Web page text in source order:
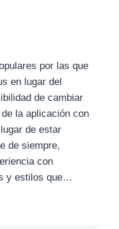
por las que
en lugar del
de cambiar
la aplicación con
de estar
de siempre,
con
y estilos que…